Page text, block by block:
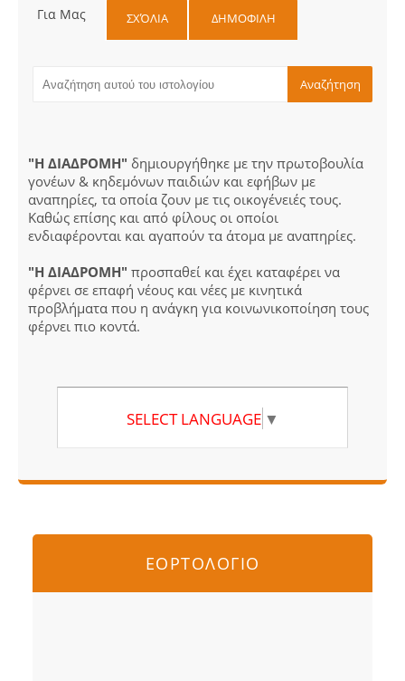
Για Μας ΣΧΌΛΙΑ ΔΗΜΟΦΙΛΗ
"Η ΔΙΑΔΡΟΜΗ" δημιουργήθηκε με την πρωτοβουλία
γονέων & κηδεμόνων παιδιών και εφήβων με
αναπηρίες, τα οποία ζουν με τις οικογένειές τους.
Καθώς επίσης και από φίλους οι οποίοι
ενδιαφέρονται και αγαπούν τα άτομα με αναπηρίες.
"Η ΔΙΑΔΡΟΜΗ" προσπαθεί και έχει καταφέρει να
φέρνει σε επαφή νέους και νέες με κινητικά
προβλήματα που η ανάγκη για κοινωνικοποίηση τους
φέρνει πιο κοντά.
SELECT LANGUAGE ▼
ΕΟΡΤΟΛΟΓΙΟ